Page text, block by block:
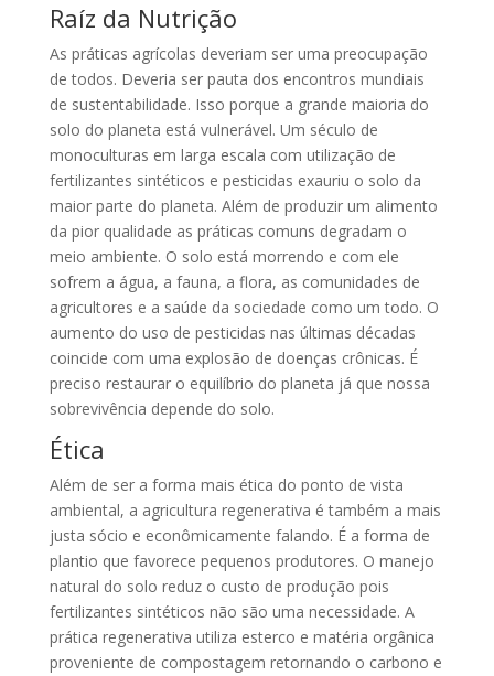
Raíz da Nutrição
As práticas agrícolas deveriam ser uma preocupação
de todos. Deveria ser pauta dos encontros mundiais
de sustentabilidade. Isso porque a grande maioria do
solo do planeta está vulnerável. Um século de
monoculturas em larga escala com utilização de
fertilizantes sintéticos e pesticidas exauriu o solo da
maior parte do planeta. Além de produzir um alimento
da pior qualidade as práticas comuns degradam o
meio ambiente. O solo está morrendo e com ele
sofrem a água, a fauna, a flora, as comunidades de
agricultores e a saúde da sociedade como um todo. O
aumento do uso de pesticidas nas últimas décadas
coincide com uma explosão de doenças crônicas. É
preciso restaurar o equilíbrio do planeta já que nossa
sobrevivência depende do solo.
Ética
Além de ser a forma mais ética do ponto de vista
ambiental, a agricultura regenerativa é também a mais
justa sócio e econômicamente falando. É a forma de
plantio que favorece pequenos produtores. O manejo
natural do solo reduz o custo de produção pois
fertilizantes sintéticos não são uma necessidade. A
prática regenerativa utiliza esterco e matéria orgânica
proveniente de compostagem retornando o carbono e